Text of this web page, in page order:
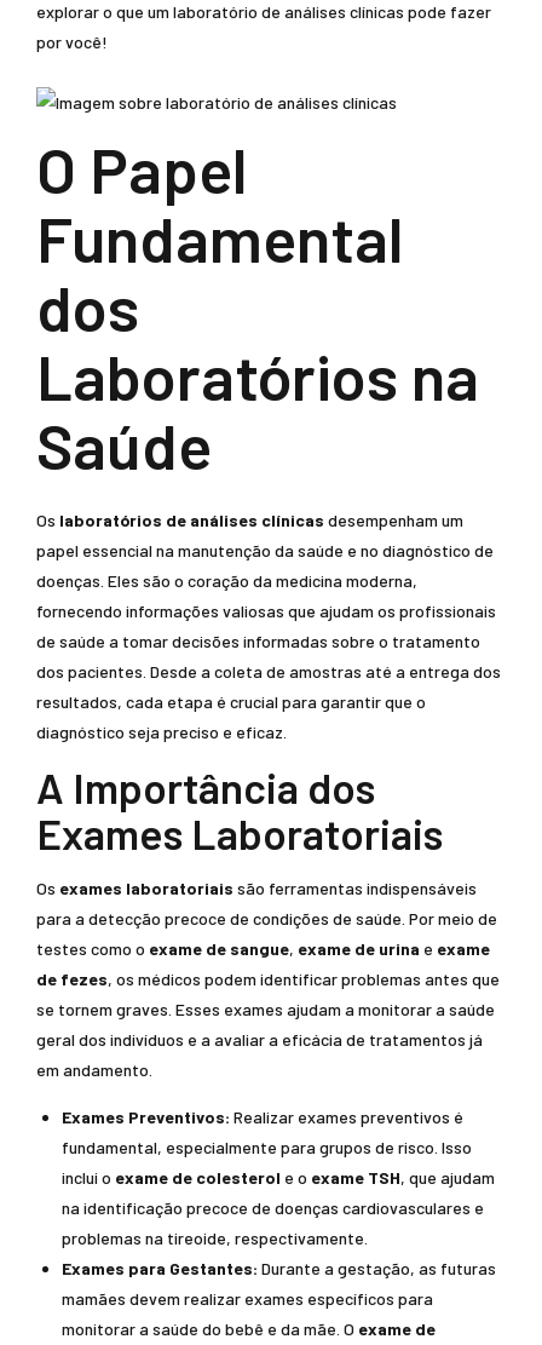
explorar o que um laboratório de análises clínicas pode fazer
por você!
O Papel
Fundamental
dos
Laboratórios na
Saúde
Os laboratórios de análises clínicas desempenham um
papel essencial na manutenção da saúde e no diagnóstico de
doenças. Eles são o coração da medicina moderna,
fornecendo informações valiosas que ajudam os profissionais
de saúde a tomar decisões informadas sobre o tratamento
dos pacientes. Desde a coleta de amostras até a entrega dos
resultados, cada etapa é crucial para garantir que o
diagnóstico seja preciso e eficaz.
A Importância dos
Exames Laboratoriais
Os exames laboratoriais são ferramentas indispensáveis
para a detecção precoce de condições de saúde. Por meio de
testes como o exame de sangue, exame de urina e exame
de fezes, os médicos podem identificar problemas antes que
se tornem graves. Esses exames ajudam a monitorar a saúde
geral dos indivíduos e a avaliar a eficácia de tratamentos já
em andamento.
Exames Preventivos: Realizar exames preventivos é
fundamental, especialmente para grupos de risco. Isso
inclui o exame de colesterol e o exame TSH, que ajudam
na identificação precoce de doenças cardiovasculares e
problemas na tireoide, respectivamente.
Exames para Gestantes: Durante a gestação, as futuras
mamães devem realizar exames específicos para
monitorar a saúde do bebê e da mãe. O exame de